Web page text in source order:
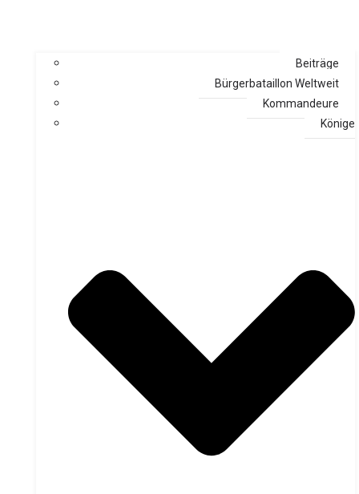
Beiträge
Bürgerbataillon Weltweit
Kommandeure
Könige